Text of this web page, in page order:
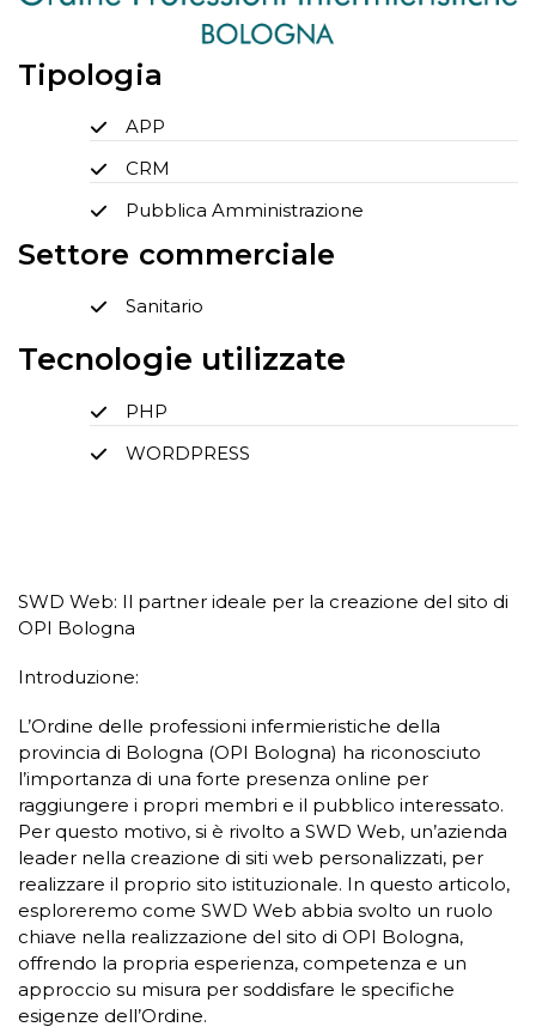
Tipologia
APP
CRM
Pubblica Amministrazione
Settore commerciale
Sanitario
Tecnologie utilizzate
PHP
WORDPRESS
SWD Web: Il partner ideale per la creazione del sito di
OPI Bologna
Introduzione:
L’Ordine delle professioni infermieristiche della
provincia di Bologna (OPI Bologna) ha riconosciuto
l’importanza di una forte presenza online per
raggiungere i propri membri e il pubblico interessato.
Per questo motivo, si è rivolto a SWD Web, un’azienda
leader nella creazione di siti web personalizzati, per
realizzare il proprio sito istituzionale. In questo articolo,
esploreremo come SWD Web abbia svolto un ruolo
chiave nella realizzazione del sito di OPI Bologna,
offrendo la propria esperienza, competenza e un
approccio su misura per soddisfare le specifiche
esigenze dell’Ordine.